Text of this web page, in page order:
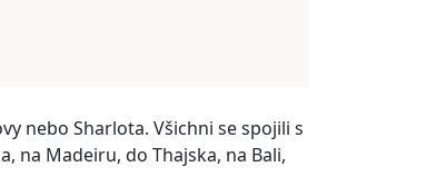
nebo Sharlota. Všichni se spojili s
na Madeiru, do Thajska, na Bali,